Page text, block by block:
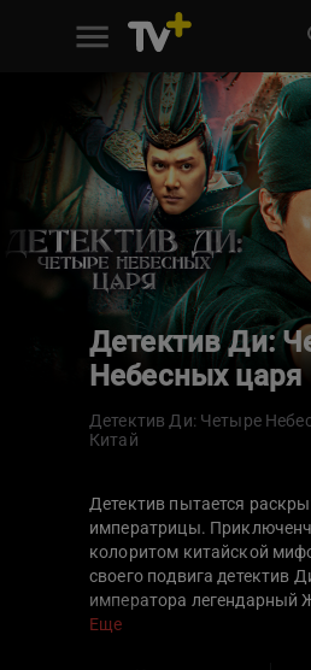
Детектив Ди:
Небесных царя
Детектив Ди: Четыре
Китай
Детектив пытается
императрицы.
колоритом китайской
своего подвига детектив
императора легендарный
драконов. Императрица Ву
Еще